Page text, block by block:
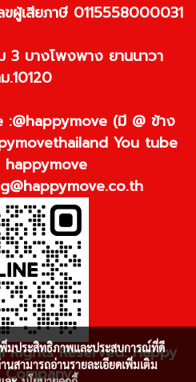
ผู้เสียภาษี 0115558000031
3 บางโพงพาง ยานนาวา
.10120
:@happymove (มี @ ข้าง
You tube
happymove
Reserved. Happy
พิ่มประสิทธิภาพและประสบการณ์ที่ดี
นสามารถอ่านรายละเอียดเพิ่มเติม